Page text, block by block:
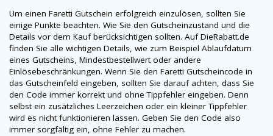
Um einen Faretti Gutschein erfolgreich einzulösen, sollten Sie
einige Punkte beachten. Wie Sie den Gutscheinzustand und die
Details vor dem Kauf berücksichtigen sollten. AufDieRabatt.de
finden Sie alle wichtigen Details, wie zum Beispiel Ablaufdatum
eines Gutscheins, Mindestbestellwert oder andere
Einlösebeschränkungen. Wenn Sie den Faretti Gutscheincode in
das Gutscheinfeld eingeben, sollten Sie darauf achten, dass Sie
den Code immer korrekt und ohne Tippfehler eingeben. Denn
selbst ein zusätzliches Leerzeichen oder ein kleiner Tippfehler
wird es nicht funktionieren lassen. Geben Sie den Code also
immer sorgfältig ein, ohne Fehler zu machen.